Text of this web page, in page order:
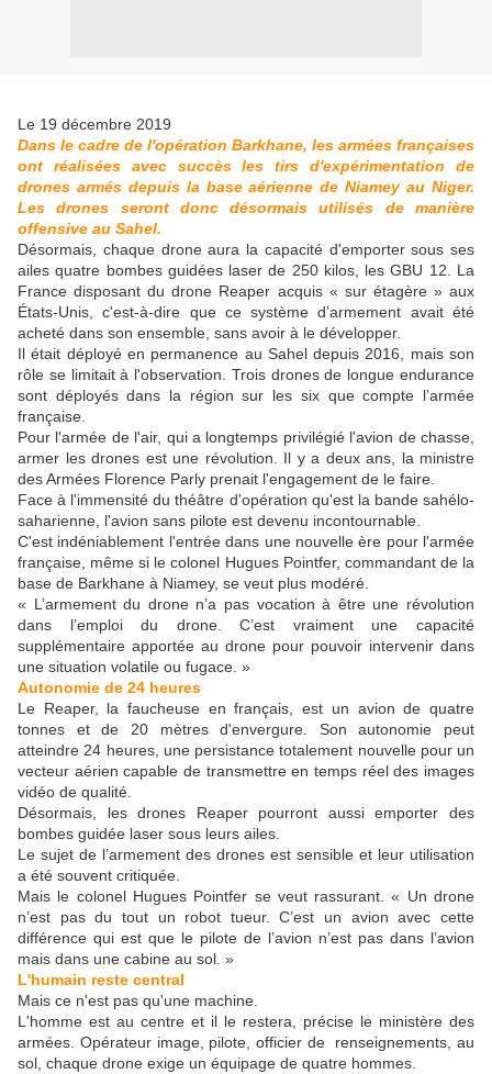
Le 19 décembre 2019
Dans le cadre de l'opération Barkhane, les armées françaises
ont réalisées avec succès les tirs d'expérimentation de
drones armés depuis la base aérienne de Niamey au Niger.
Les drones seront donc désormais utilisés de manière
offensive au Sahel.
Désormais, chaque drone aura la capacité d'emporter sous ses
ailes quatre bombes guidées laser de 250 kilos, les GBU 12. La
France disposant du drone Reaper acquis « sur étagère » aux
États-Unis, c'est-à-dire que ce système d’armement avait été
acheté dans son ensemble, sans avoir à le développer.
Il était déployé en permanence au Sahel depuis 2016, mais son
rôle se limitait à l'observation. Trois drones de longue endurance
sont déployés dans la région sur les six que compte l’armée
française.
Pour l'armée de l'air, qui a longtemps privilégié l'avion de chasse,
armer les drones est une révolution. Il y a deux ans, la ministre
des Armées Florence Parly prenait l'engagement de le faire.
Face à l'immensité du théâtre d'opération qu'est la bande sahélo-
saharienne, l'avion sans pilote est devenu incontournable.
C'est indéniablement l'entrée dans une nouvelle ère pour l'armée
française, même si le colonel Hugues Pointfer, commandant de la
base de Barkhane à Niamey, se veut plus modéré.
« L’armement du drone n’a pas vocation à être une révolution
dans l’emploi du drone. C’est vraiment une capacité
supplémentaire apportée au drone pour pouvoir intervenir dans
une situation volatile ou fugace. »
Autonomie de 24 heures
Le Reaper, la faucheuse en français, est un avion de quatre
tonnes et de 20 mètres d'envergure. Son autonomie peut
atteindre 24 heures, une persistance totalement nouvelle pour un
vecteur aérien capable de transmettre en temps réel des images
vidéo de qualité.
Désormais, les drones Reaper pourront aussi emporter des
bombes guidée laser sous leurs ailes.
Le sujet de l’armement des drones est sensible et leur utilisation
a été souvent critiquée.
Mais le colonel Hugues Pointfer se veut rassurant. « Un drone
n’est pas du tout un robot tueur. C’est un avion avec cette
différence qui est que le pilote de l’avion n’est pas dans l’avion
mais dans une cabine au sol. »
L'humain reste central
Mais ce n'est pas qu'une machine.
L'homme est au centre et il le restera, précise le ministère des
armées. Opérateur image, pilote, officier de renseignements, au
sol, chaque drone exige un équipage de quatre hommes.